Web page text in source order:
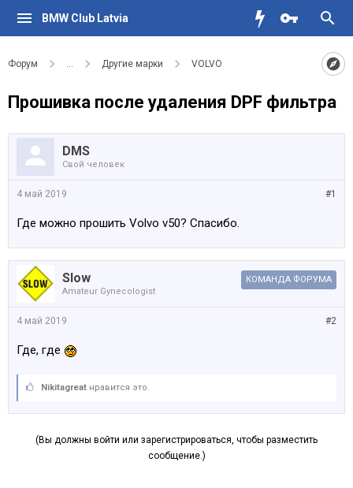
BMW Club Latvia
Форум ... Другие марки VOLVO
Прошивка после удаления DPF фильтра
DMS
Свой человек
#1
4 май 2019
Где можно прошить Volvo v50? Спасибо.
Slow
Amateur Gynecologist
КОМАНДА ФОРУМА
#2
4 май 2019
Где, где
Nikitagreat нравится это.
(Вы должны войти или зарегистрироваться, чтобы разместить
сообщение.)